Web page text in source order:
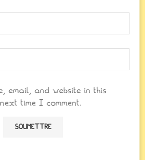
email, and website in this
time I comment.